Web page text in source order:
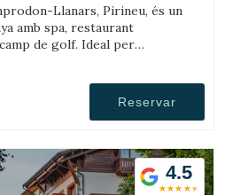
Llanars, Pirineu, és un
amb spa, restaurant
de golf. Ideal per
Reservar
4.5